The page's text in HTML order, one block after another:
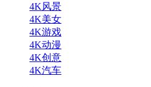
4K风景
4K美女
4K游戏
4K动漫
4K创意
4K汽车